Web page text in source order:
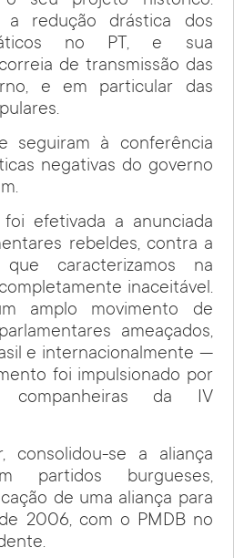
a redução drástica dos
no PT, e sua
de transmissão das
e em particular das
seguiram à conferência
negativas do governo
efetivada a anunciada
rebeldes, contra a
caracterizamos na
inaceitável.
amplo movimento de
ameaçados,
e internacionalmente —
foi impulsionado por
companheiras da IV
consolidou-se a aliança
partidos burgueses,
de uma aliança para
2006, com o PMDB no